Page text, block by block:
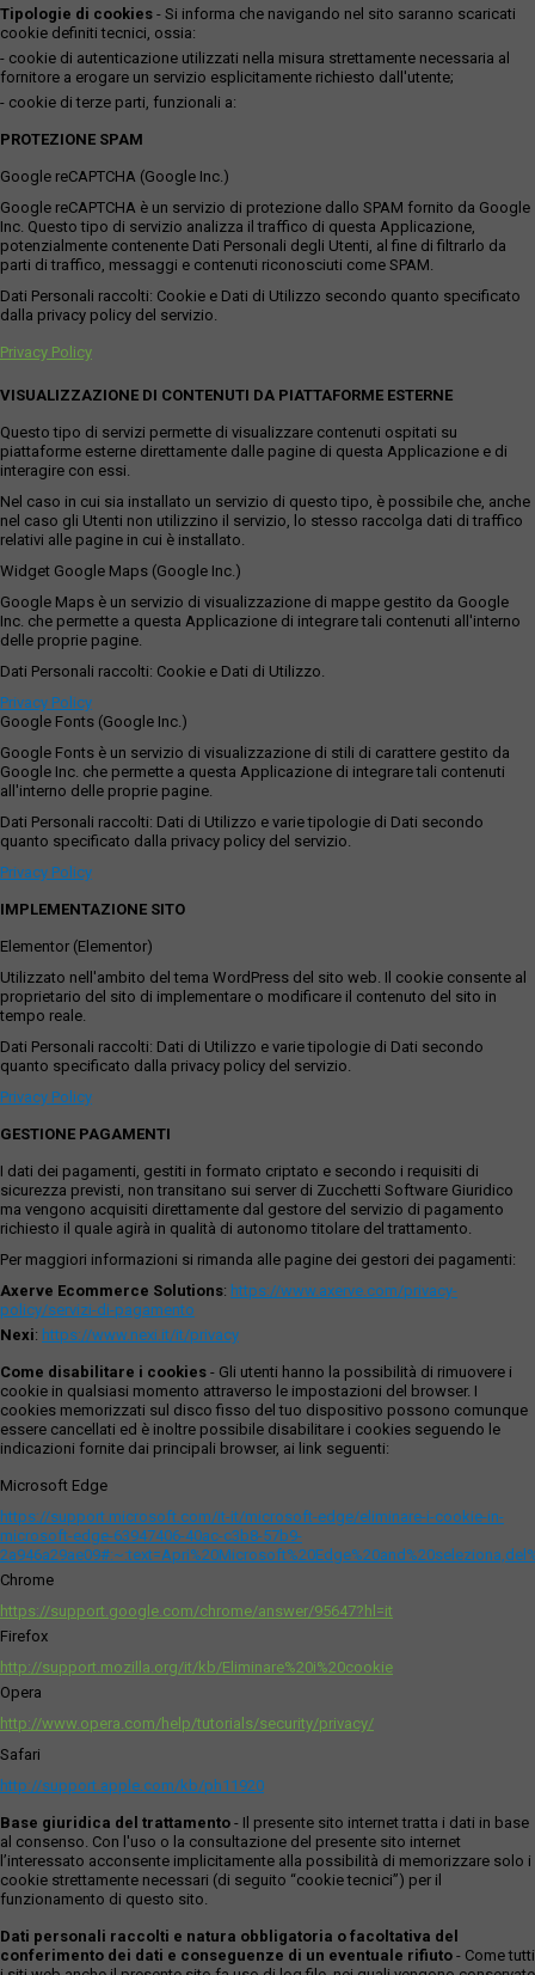
Tipologie di cookies - Si informa che navigando nel sito saranno scaricati
cookie definiti tecnici, ossia:
- cookie di autenticazione utilizzati nella misura strettamente necessaria al
fornitore a erogare un servizio esplicitamente richiesto dall'utente;
- cookie di terze parti, funzionali a:
PROTEZIONE SPAM
Google reCAPTCHA (Google Inc.)
Google reCAPTCHA è un servizio di protezione dallo SPAM fornito da Google
Inc. Questo tipo di servizio analizza il traffico di questa Applicazione,
potenzialmente contenente Dati Personali degli Utenti, al fine di filtrarlo da
parti di traffico, messaggi e contenuti riconosciuti come SPAM.
Dati Personali raccolti: Cookie e Dati di Utilizzo secondo quanto specificato
dalla privacy policy del servizio.
Privacy Policy
VISUALIZZAZIONE DI CONTENUTI DA PIATTAFORME ESTERNE
Questo tipo di servizi permette di visualizzare contenuti ospitati su
piattaforme esterne direttamente dalle pagine di questa Applicazione e di
interagire con essi.
Nel caso in cui sia installato un servizio di questo tipo, è possibile che, anche
nel caso gli Utenti non utilizzino il servizio, lo stesso raccolga dati di traffico
relativi alle pagine in cui è installato.
Widget Google Maps (Google Inc.)
Google Maps è un servizio di visualizzazione di mappe gestito da Google
Inc. che permette a questa Applicazione di integrare tali contenuti all'interno
delle proprie pagine.
Dati Personali raccolti: Cookie e Dati di Utilizzo.
Privacy Policy
Google Fonts (Google Inc.)
Google Fonts è un servizio di visualizzazione di stili di carattere gestito da
Google Inc. che permette a questa Applicazione di integrare tali contenuti
all'interno delle proprie pagine.
Dati Personali raccolti: Dati di Utilizzo e varie tipologie di Dati secondo
quanto specificato dalla privacy policy del servizio.
Privacy Policy
IMPLEMENTAZIONE SITO
Elementor (Elementor)
Utilizzato nell'ambito del tema WordPress del sito web. Il cookie consente al
proprietario del sito di implementare o modificare il contenuto del sito in
tempo reale.
Dati Personali raccolti: Dati di Utilizzo e varie tipologie di Dati secondo
quanto specificato dalla privacy policy del servizio.
Privacy Policy
GESTIONE PAGAMENTI
I dati dei pagamenti, gestiti in formato criptato e secondo i requisiti di
sicurezza previsti, non transitano sui server di Zucchetti Software Giuridico
ma vengono acquisiti direttamente dal gestore del servizio di pagamento
richiesto il quale agirà in qualità di autonomo titolare del trattamento.
Per maggiori informazioni si rimanda alle pagine dei gestori dei pagamenti:
Axerve Ecommerce Solutions: https://www.axerve.com/privacy-
policy/servizi-di-pagamento
Nexi: https://www.nexi.it/it/privacy
Come disabilitare i cookies - Gli utenti hanno la possibilità di rimuovere i
cookie in qualsiasi momento attraverso le impostazioni del browser. I
cookies memorizzati sul disco fisso del tuo dispositivo possono comunque
essere cancellati ed è inoltre possibile disabilitare i cookies seguendo le
indicazioni fornite dai principali browser, ai link seguenti:
Microsoft Edge
https://support.microsoft.com/it-it/microsoft-edge/eliminare-i-cookie-in-
microsoft-edge-63947406-40ac-c3b8-57b9-
Chrome
https://support.google.com/chrome/answer/95647?hl=it
Firefox
http://support.mozilla.org/it/kb/Eliminare%20i%20cookie
Opera
http://www.opera.com/help/tutorials/security/privacy/
Safari
http://support.apple.com/kb/ph11920
Base giuridica del trattamento - Il presente sito internet tratta i dati in base
al consenso. Con l'uso o la consultazione del presente sito internet
l’interessato acconsente implicitamente alla possibilità di memorizzare solo i
cookie strettamente necessari (di seguito “cookie tecnici”) per il
funzionamento di questo sito.
Dati personali raccolti e natura obbligatoria o facoltativa del
conferimento dei dati e conseguenze di un eventuale rifiuto - Come tutti